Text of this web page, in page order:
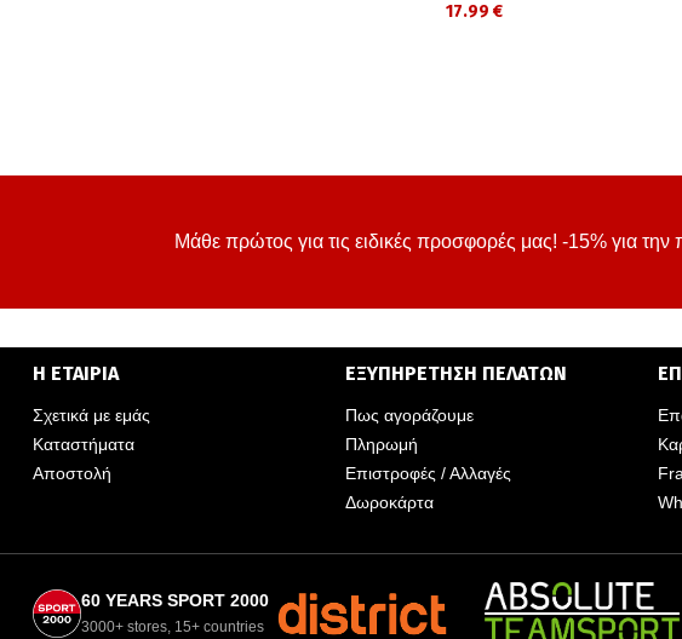
17.99 €
Μάθε πρώτος για τις ειδικές προσφορές μας! -15% για
Η ΕΤΑΙΡΙΑ
Σχετικά με εμάς
Καταστήματα
Αποστολή
ΕΞΥΠΗΡΕΤΗΣΗ ΠΕΛΑΤΩΝ
Πως αγοράζουμε
Πληρωμή
Επιστροφές / Αλλαγές
Δωροκάρτα
60 YEARS SPORT 2000
3000+ stores, 15+ countries